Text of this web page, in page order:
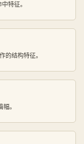
特征。
的结构特征。
。